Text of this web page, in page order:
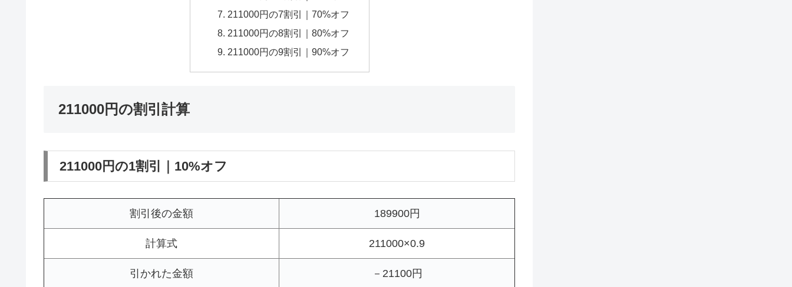
211000円の7割引｜70%オフ
211000円の8割引｜80%オフ
211000円の9割引｜90%オフ
211000円の割引計算
211000円の1割引｜10%オフ
割引後の金額 189900円
計算式 211000×0.9
引かれた金額 －21100円